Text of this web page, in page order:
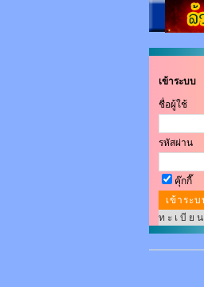
เข้าระบบ
ชื่อผู้ใช้
รหัสผ่าน
คุ๊กกี๊
ท ะ เ บี ย น